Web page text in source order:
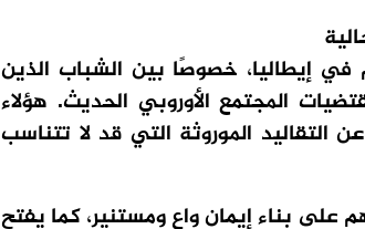
إيطاليا، خصوصًا بين الشباب الذين
المجتمع الأوروبي الحديث. هؤلاء
التقاليد الموروثة التي قد لا تتناسب
بناء إيمان واعٍ ومستنير، كما يفتح